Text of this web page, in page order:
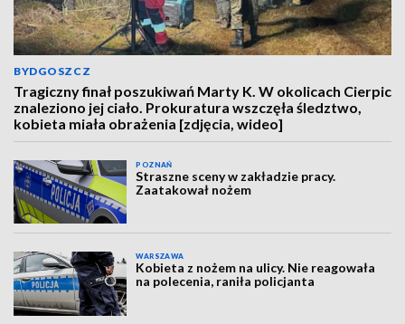
BYDGOSZCZ
Tragiczny finał poszukiwań Marty K. W okolicach Cierpic
znaleziono jej ciało. Prokuratura wszczęła śledztwo,
kobieta miała obrażenia [zdjęcia, wideo]
POZNAŃ
Straszne sceny w zakładzie pracy.
Zaatakował nożem
WARSZAWA
Kobieta z nożem na ulicy. Nie reagowała
na polecenia, raniła policjanta